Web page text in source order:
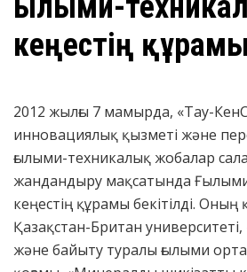
кеңестің құрамы
2012 жылғы 7 мамырда, «Тау-
инновациялық қызметі және
ғылыми-техникалық жобалар
жандандыру мақсатында
кеңестің құрамы бекітілді.
Қазақстан-Британ
және байыту туралы ғылыми